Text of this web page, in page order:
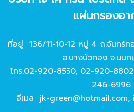
แผ่นกรองอา
ที่อยู่ 136/11-10-12 หมู่ 4 ถ.จันทร์
อ.บางบัวทอง จ.นนทบุ
โทร.02-920-8550, 02-920-8802
246-6996
อีเมล jk-green@hotmail.com,